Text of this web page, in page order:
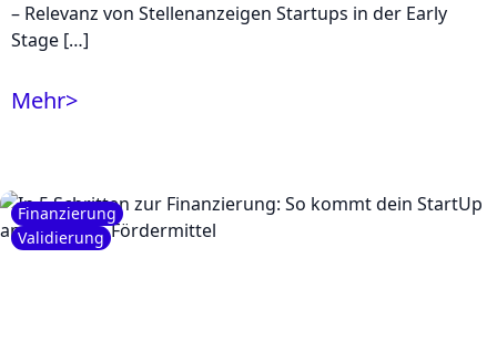
– Relevanz von Stellenanzeigen Startups in der Early
Stage […]
Mehr>
Finanzierung
Validierung